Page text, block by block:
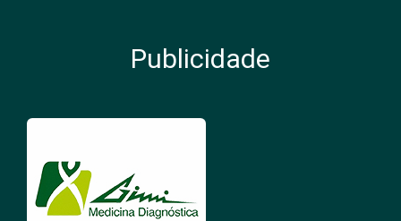
Publicidade